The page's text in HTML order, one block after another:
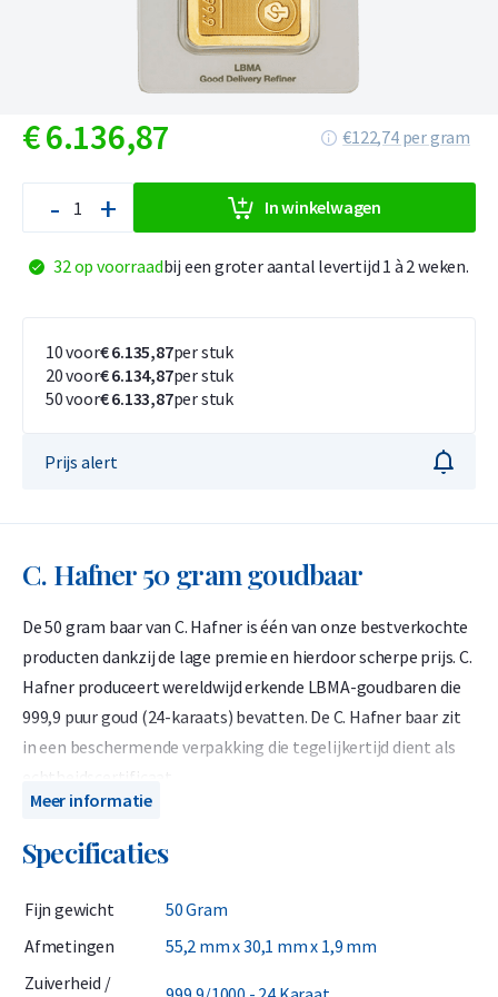
€6.136,87 €122,74 per gram
- + In winkelwagen
32 op voorraadbij een groter aantal levertijd 1 à 2 weken.
10 voor€ 6.135,87per stuk
20 voor€ 6.134,87per stuk
50 voor€ 6.133,87per stuk
Prijs alert
C. Hafner 50 gram goudbaar
De 50 gram baar van C. Hafner is één van onze bestverkochte
producten dankzij de lage premie en hierdoor scherpe prijs. C.
Hafner produceert wereldwijd erkende LBMA-goudbaren die
999,9 puur goud (24-karaats) bevatten. De C. Hafner baar zit
in een beschermende verpakking die tegelijkertijd dient als
echtheidscertificaat.
accreditatie (London Bullion Market Association) en staat
goudbaar wereldwijd zonder verdere analyse
verhandelbaar. Bij Holland Gold is C. Hafner het meest
Meer informatie
Specificaties
Fijn gewicht
50 Gram
Afmetingen
55,2 mm x 30,1 mm x 1,9 mm
Zuiverheid /